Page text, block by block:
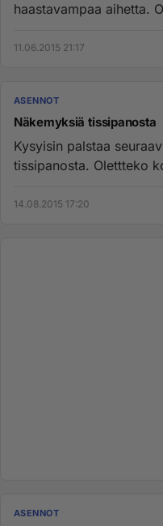
haastavampaa aihetta. Olen siis itse nainen, ja tasa-
11.06.2015 21:17
ASENNOT
Näkemyksiä tissipanosta
Kysyisin palstaa
tissipanosta. Olettteko
14.08.2015 17:20
ASENNOT